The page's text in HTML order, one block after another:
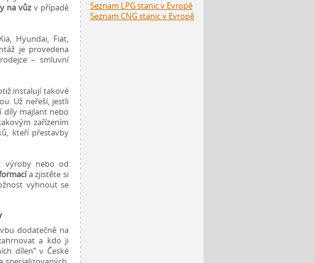
na vůzv případě
Hyundai, Fiat,
je provedena
– smluvní
instalují takové
Už neřeší, jestli
díly majlant nebo
zařízením
kteří přestavby
výroby nebo od
a zjistěte si
vyhnout se
dodatečně na
a kdo ji
dílen“ v České
Seznam LPG stanic v Evropě
Seznam CNG stanic v Evropě